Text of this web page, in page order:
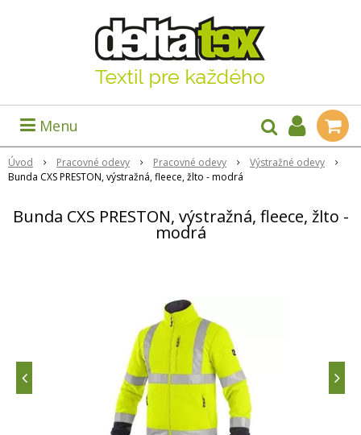
Menu
Úvod Pracovné odevy Pracovné odevy
Výstražné odevy
Bunda CXS PRESTON, výstražná, fleece, žlto - modrá
Bunda CXS PRESTON, výstražná, fleece, žlto -
modrá